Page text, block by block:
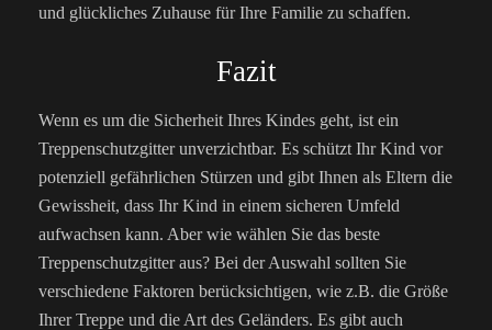
und glückliches Zuhause für Ihre Familie zu schaffen.
Fazit
Wenn es um die Sicherheit Ihres Kindes geht, ist ein
Treppenschutzgitter unverzichtbar. Es schützt Ihr Kind vor
potenziell gefährlichen Stürzen und gibt Ihnen als Eltern die
Gewissheit, dass Ihr Kind in einem sicheren Umfeld
aufwachsen kann. Aber wie wählen Sie das beste
Treppenschutzgitter aus? Bei der Auswahl sollten Sie
verschiedene Faktoren berücksichtigen, wie z.B. die Größe
Ihrer Treppe und die Art des Geländers. Es gibt auch